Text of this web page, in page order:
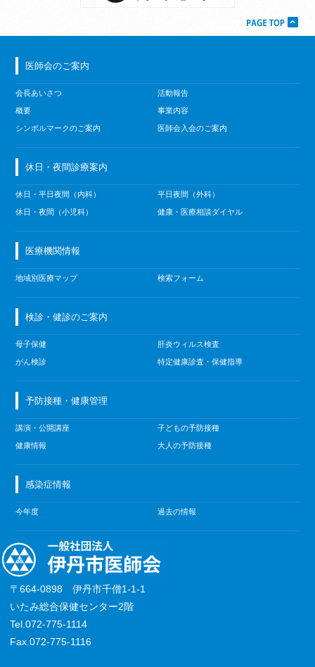
医師会のご案内
会長あいさつ
概要
シンボルマークのご案内
活動報告
事業内容
医師会入会のご案内
休日・夜間診療案内
休日・平日夜間（内科）
休日・夜間（小児科）
平日夜間（外科）
健康・医療相談ダイヤル
医療機関情報
地域別医療マップ 検索フォーム
検診・健診のご案内
母子保健
がん検診
肝炎ウィルス検査
特定健康診査・保健指導
予防接種・健康管理
講演・公開講座
健康情報
子どもの予防接種
大人の予防接種
感染症情報
今年度 過去の情報
〒664-0898 伊丹市千僧1-1-1
いたみ総合保健センター2階
Tel.072-775-1114
Fax.072-775-1116